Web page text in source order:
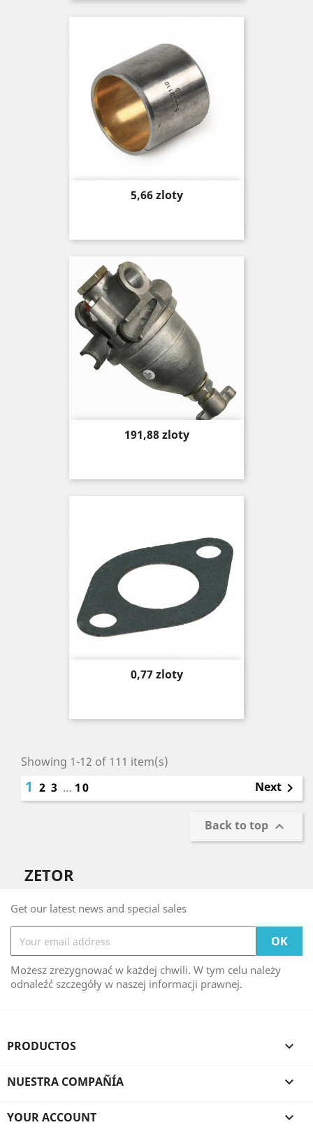
Price
5,66 zloty
Price
191,88 zloty
Price
0,77 zloty
Showing 1-12 of 111 item(s)
1 2 3 … 10 Next 
Back to top 
ZETOR
Get our latest news and special sales
Możesz zrezygnować w każdej chwili. W tym celu należy
odnaleźć szczegóły w naszej informacji prawnej.
PRODUCTOS 
NUESTRA COMPAÑÍA 
YOUR ACCOUNT 